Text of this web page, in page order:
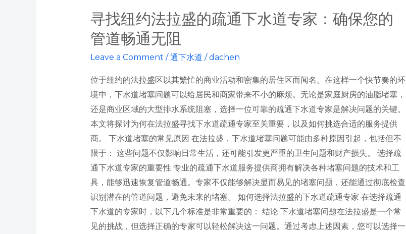
寻找纽约法拉盛的疏通下水道专家：确保您的
管道畅通无阻
Leave a Comment /通下水道 /dachen
位于纽约的法拉盛区以其繁忙的商业活动和密集的居住区而闻名。在这样一个快节奏的环
境中，下水道堵塞问题可以给居民和商家带来不小的麻烦。无论是家庭厨房的油脂堵塞，
还是商业区域的大型排水系统阻塞，选择一位可靠的疏通下水道专家是解决问题的关键。
本文将探讨为何在法拉盛寻找下水道疏通专家至关重要，以及如何挑选合适的服务提供
商。 下水道堵塞的常见原因 在法拉盛，下水道堵塞问题可能由多种原因引起，包括但不
限于： 这些问题不仅影响日常生活，还可能引发更严重的卫生问题和财产损失。 选择疏
通下水道专家的重要性 专业的疏通下水道服务提供商拥有解决各种堵塞问题的技术和工
具，能够迅速恢复管道畅通。专家不仅能够解决显而易见的堵塞问题，还能通过彻底检查
识别潜在的管道问题，避免未来的堵塞。 如何选择法拉盛的下水道疏通专家 在选择疏通
下水道的专家时，以下几个标准是非常重要的： 结论 下水道堵塞问题在法拉盛是一个常
见的挑战，但选择正确的专家可以轻松解决这一问题。通过考虑上述因素，您可以选择一